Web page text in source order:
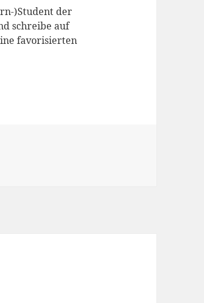
)Student der
schreibe auf
favorisierten